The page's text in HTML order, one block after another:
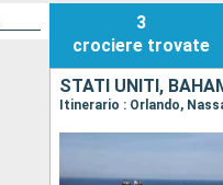
3
crociere trovate
STATI UNITI,
Itinerario : Orlando,